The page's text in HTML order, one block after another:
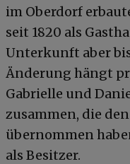
im Oberdorf
seit 1820 als
Unterkunft aber
Änderung hängt
Gabrielle und
zusammen, die
übernommen
als Besitzer.